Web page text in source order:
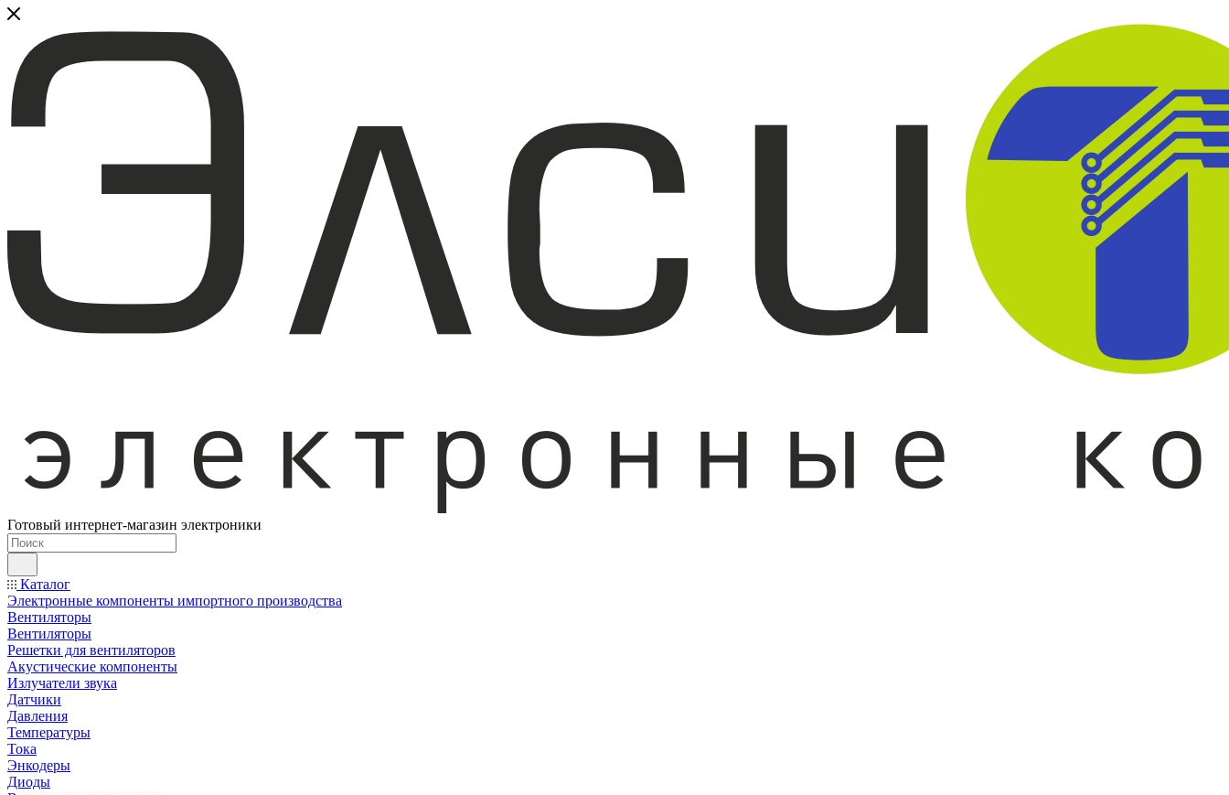
Готовый интернет-магазин электроники
Каталог
Электронные компоненты импортного производства
Вентиляторы
Вентиляторы
Решетки для вентиляторов
Акустические компоненты
Излучатели звука
Датчики
Давления
Температуры
Тока
Энкодеры
Диоды